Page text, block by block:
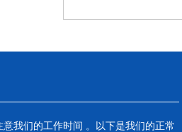
我们的工作时间 。以下是我们的正常